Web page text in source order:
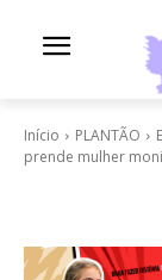
Início PLANTÃO
prende mulher